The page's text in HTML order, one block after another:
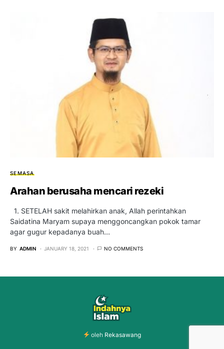
SEMASA
Arahan berusaha mencari rezeki
1. SETELAH sakit melahirkan anak, Allah perintahkan
Saidatina Maryam supaya menggoncangkan pokok tamar
agar gugur kepadanya buah…
BY ADMIN JANUARY 18, 2021 NO COMMENTS
oleh Rekasawang